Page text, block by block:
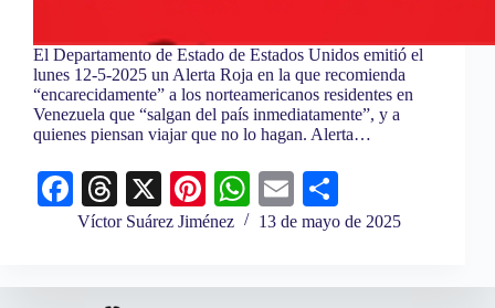
El Departamento de Estado de Estados Unidos emitió el
lunes 12-5-2025 un Alerta Roja en la que recomienda
“encarecidamente” a los norteamericanos residentes en
Venezuela que “salgan del país inmediatamente”, y a
quienes piensan viajar que no lo hagan. Alerta…
Fa
ce
ok
T
hr
ds
X
Pi
nt
es
W
ha
A
E
m o
pa
Víctor Suárez Jiménez 13 de mayo de 2025